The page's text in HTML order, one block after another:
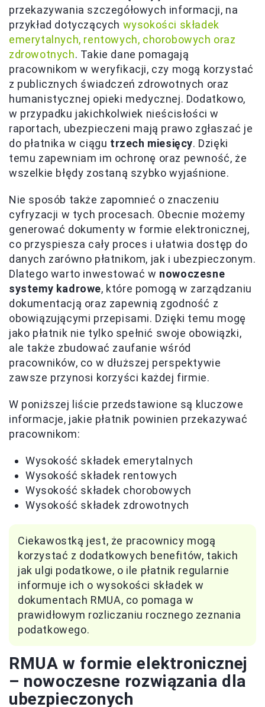
przekazywania szczegółowych informacji, na
przykład dotyczących wysokości składek
emerytalnych, rentowych, chorobowych oraz
zdrowotnych. Takie dane pomagają
pracownikom w weryfikacji, czy mogą korzystać
z publicznych świadczeń zdrowotnych oraz
humanistycznej opieki medycznej. Dodatkowo,
w przypadku jakichkolwiek nieścisłości w
raportach, ubezpieczeni mają prawo zgłaszać je
do płatnika w ciągu trzech miesięcy. Dzięki
temu zapewniam im ochronę oraz pewność, że
wszelkie błędy zostaną szybko wyjaśnione.
Nie sposób także zapomnieć o znaczeniu
cyfryzacji w tych procesach. Obecnie możemy
generować dokumenty w formie elektronicznej,
co przyspiesza cały proces i ułatwia dostęp do
danych zarówno płatnikom, jak i ubezpieczonym.
Dlatego warto inwestować w nowoczesne
systemy kadrowe, które pomogą w zarządzaniu
dokumentacją oraz zapewnią zgodność z
obowiązującymi przepisami. Dzięki temu mogę
jako płatnik nie tylko spełnić swoje obowiązki,
ale także zbudować zaufanie wśród
pracowników, co w dłuższej perspektywie
zawsze przynosi korzyści każdej firmie.
W poniższej liście przedstawione są kluczowe
informacje, jakie płatnik powinien przekazywać
pracownikom:
Wysokość składek emerytalnych
Wysokość składek rentowych
Wysokość składek chorobowych
Wysokość składek zdrowotnych
Ciekawostką jest, że pracownicy mogą
korzystać z dodatkowych benefitów, takich
jak ulgi podatkowe, o ile płatnik regularnie
informuje ich o wysokości składek w
dokumentach RMUA, co pomaga w
prawidłowym rozliczaniu rocznego zeznania
podatkowego.
RMUA w formie elektronicznej
– nowoczesne rozwiązania dla
ubezpieczonych